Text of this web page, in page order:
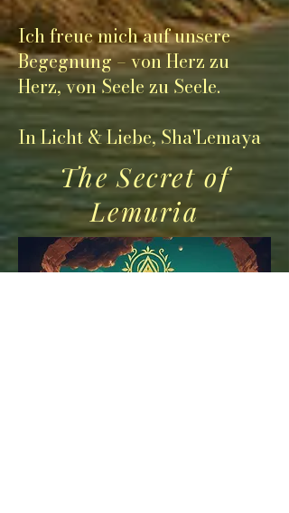
Ich freue mich auf unsere
Begegnung – von Herz zu
Herz, von Seele zu Seele.
In Licht & Liebe, Sha'Lemaya
The Secret of
Lemuria